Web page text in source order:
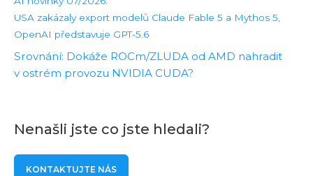
USA zakázaly export modelů Claude Fable 5 a Mythos 5,
OpenAI představuje GPT-5.6
Srovnání: Dokáže ROCm/ZLUDA od AMD nahradit
v ostrém provozu NVIDIA CUDA?
Nenašli jste co jste hledali?
KONTAKTUJTE NÁS